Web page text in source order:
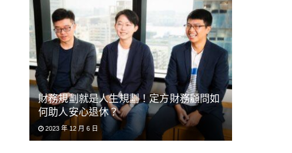
財務規劃就是人生規劃！定方財務顧問如
何助人安心退休？
2023 年 12 月 6 日